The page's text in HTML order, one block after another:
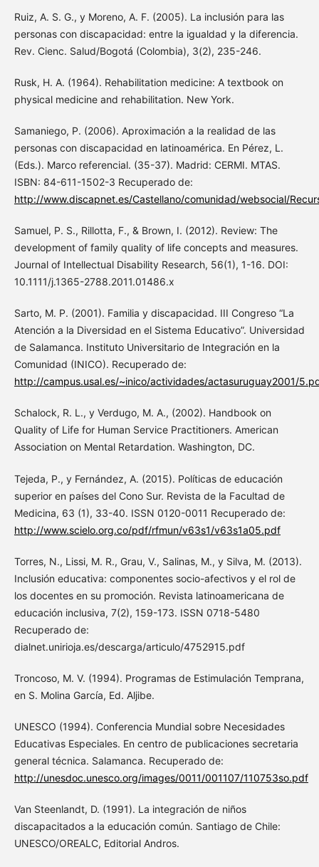
Ruiz, A. S. G., y Moreno, A. F. (2005). La inclusión para las
personas con discapacidad: entre la igualdad y la diferencia.
Rev. Cienc. Salud/Bogotá (Colombia), 3(2), 235-246.
Rusk, H. A. (1964). Rehabilitation medicine: A textbook on
physical medicine and rehabilitation. New York.
Samaniego, P. (2006). Aproximación a la realidad de las
personas con discapacidad en latinoamérica. En Pérez, L.
(Eds.). Marco referencial. (35-37). Madrid: CERMI. MTAS.
ISBN: 84-611-1502-3 Recuperado de:
http://www.discapnet.es/Castellano/comunidad/websocial/
Samuel, P. S., Rillotta, F., & Brown, I. (2012). Review: The
development of family quality of life concepts and measures.
Journal of Intellectual Disability Research, 56(1), 1-16. DOI:
10.1111/j.1365-2788.2011.01486.x
Sarto, M. P. (2001). Familia y discapacidad. III Congreso “La
Atención a la Diversidad en el Sistema Educativo”. Universidad
de Salamanca. Instituto Universitario de Integración en la
Comunidad (INICO). Recuperado de:
http://campus.usal.es/~inico/actividades/actasuruguay2001/
Schalock, R. L., y Verdugo, M. A., (2002). Handbook on
Quality of Life for Human Service Practitioners. American
Association on Mental Retardation. Washington, DC.
Tejeda, P., y Fernández, A. (2015). Políticas de educación
superior en países del Cono Sur. Revista de la Facultad de
Medicina, 63 (1), 33-40. ISSN 0120-0011 Recuperado de:
http://www.scielo.org.co/pdf/rfmun/v63s1/v63s1a05.pdf
Torres, N., Lissi, M. R., Grau, V., Salinas, M., y Silva, M. (2013).
Inclusión educativa: componentes socio-afectivos y el rol de
los docentes en su promoción. Revista latinoamericana de
educación inclusiva, 7(2), 159-173. ISSN 0718-5480
Recuperado de:
dialnet.unirioja.es/descarga/articulo/4752915.pdf
Troncoso, M. V. (1994). Programas de Estimulación Temprana,
en S. Molina García, Ed. Aljibe.
UNESCO (1994). Conferencia Mundial sobre Necesidades
Educativas Especiales. En centro de publicaciones secretaria
general técnica. Salamanca. Recuperado de:
http://unesdoc.unesco.org/images/0011/001107/110753so.pdf
Van Steenlandt, D. (1991). La integración de niños
discapacitados a la educación común. Santiago de Chile:
UNESCO/OREALC, Editorial Andros.